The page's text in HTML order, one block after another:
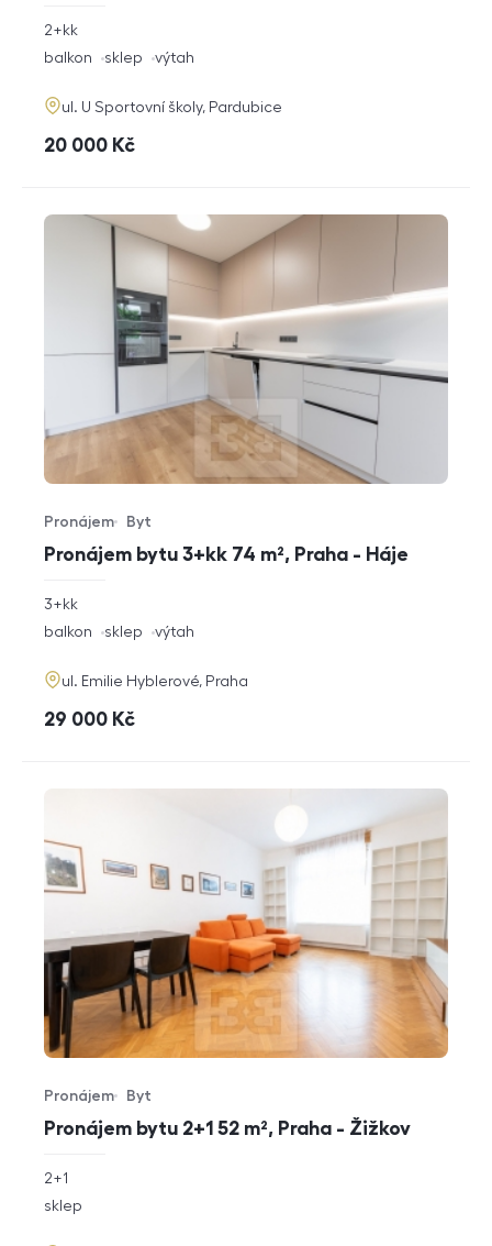
rozměry
dispozice
2+kk
funkce
balkon sklep výtah
adresa
ul. U Sportovní školy, Pardubice
cena
20 000 Kč
Pronájem bytu 3+kk 74 m², Praha - Háje
Typ nabídky
Pronájem
Typ nemovitosti
Byt
rozměry
3+kk
funkce
balkon sklep výtah
adresa
ul. Emilie Hyblerové, Praha
cena
29 000 Kč
Pronájem bytu 2+1 52 m², Praha - Žižkov
Typ nabídky
Pronájem
Typ nemovitosti
Byt
rozměry
2+1
funkce
sklep